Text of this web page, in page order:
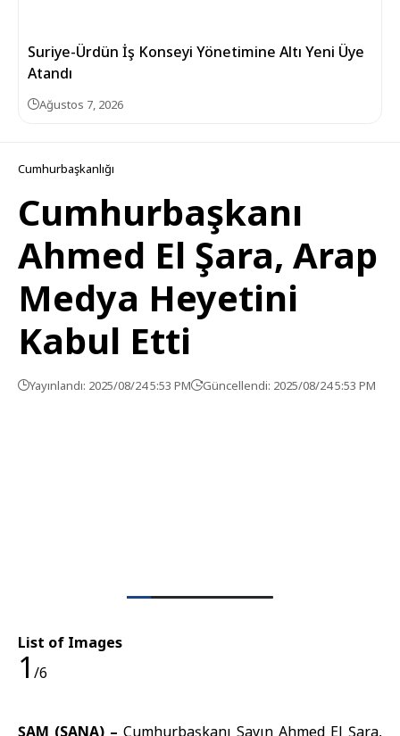
Suriye-Ürdün İş Konseyi Yönetimine Altı Yeni Üye
Atandı
Ağustos 7, 2026
Cumhurbaşkanlığı
Cumhurbaşkanı
Ahmed El Şara, Arap
Medya Heyetini
Kabul Etti
Yayınlandı: 2025/08/24 5:53 PM Güncellendi: 2025/08/24 5:53 PM
List of Images
1 /6
ŞAM (SANA) – Cumhurbaşkanı Sayın Ahmed El Şara,